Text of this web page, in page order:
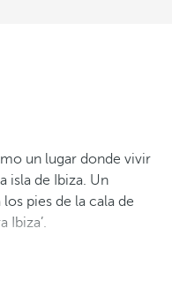
un lugar donde vivir
isla de Ibiza. Un
los pies de la cala de
Ibiza’.